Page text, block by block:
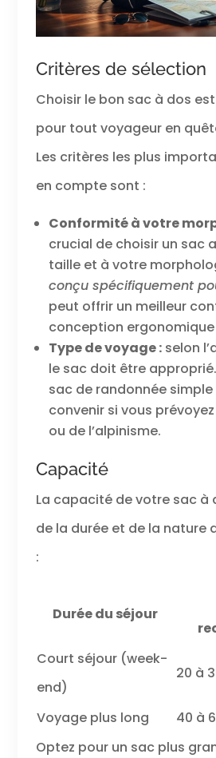
Critères de sélection
Choisir le bon sac à dos
pour tout voyageur en
Les critères les plus
en compte sont :
Conformité à votre
crucial de choisir un sac
taille et à votre
conçu spécifiquement
peut offrir un meilleur
conception
Type de voyage :selon
le sac doit être
sac de randonnée
convenir si vous
ou de l’alpinisme.
Capacité
La capacité de votre sac à
de la durée et de la nature
:
Durée du séjour
Court séjour (week-
end)
20 à
Voyage plus long
40 à
Optez pour un sac plus